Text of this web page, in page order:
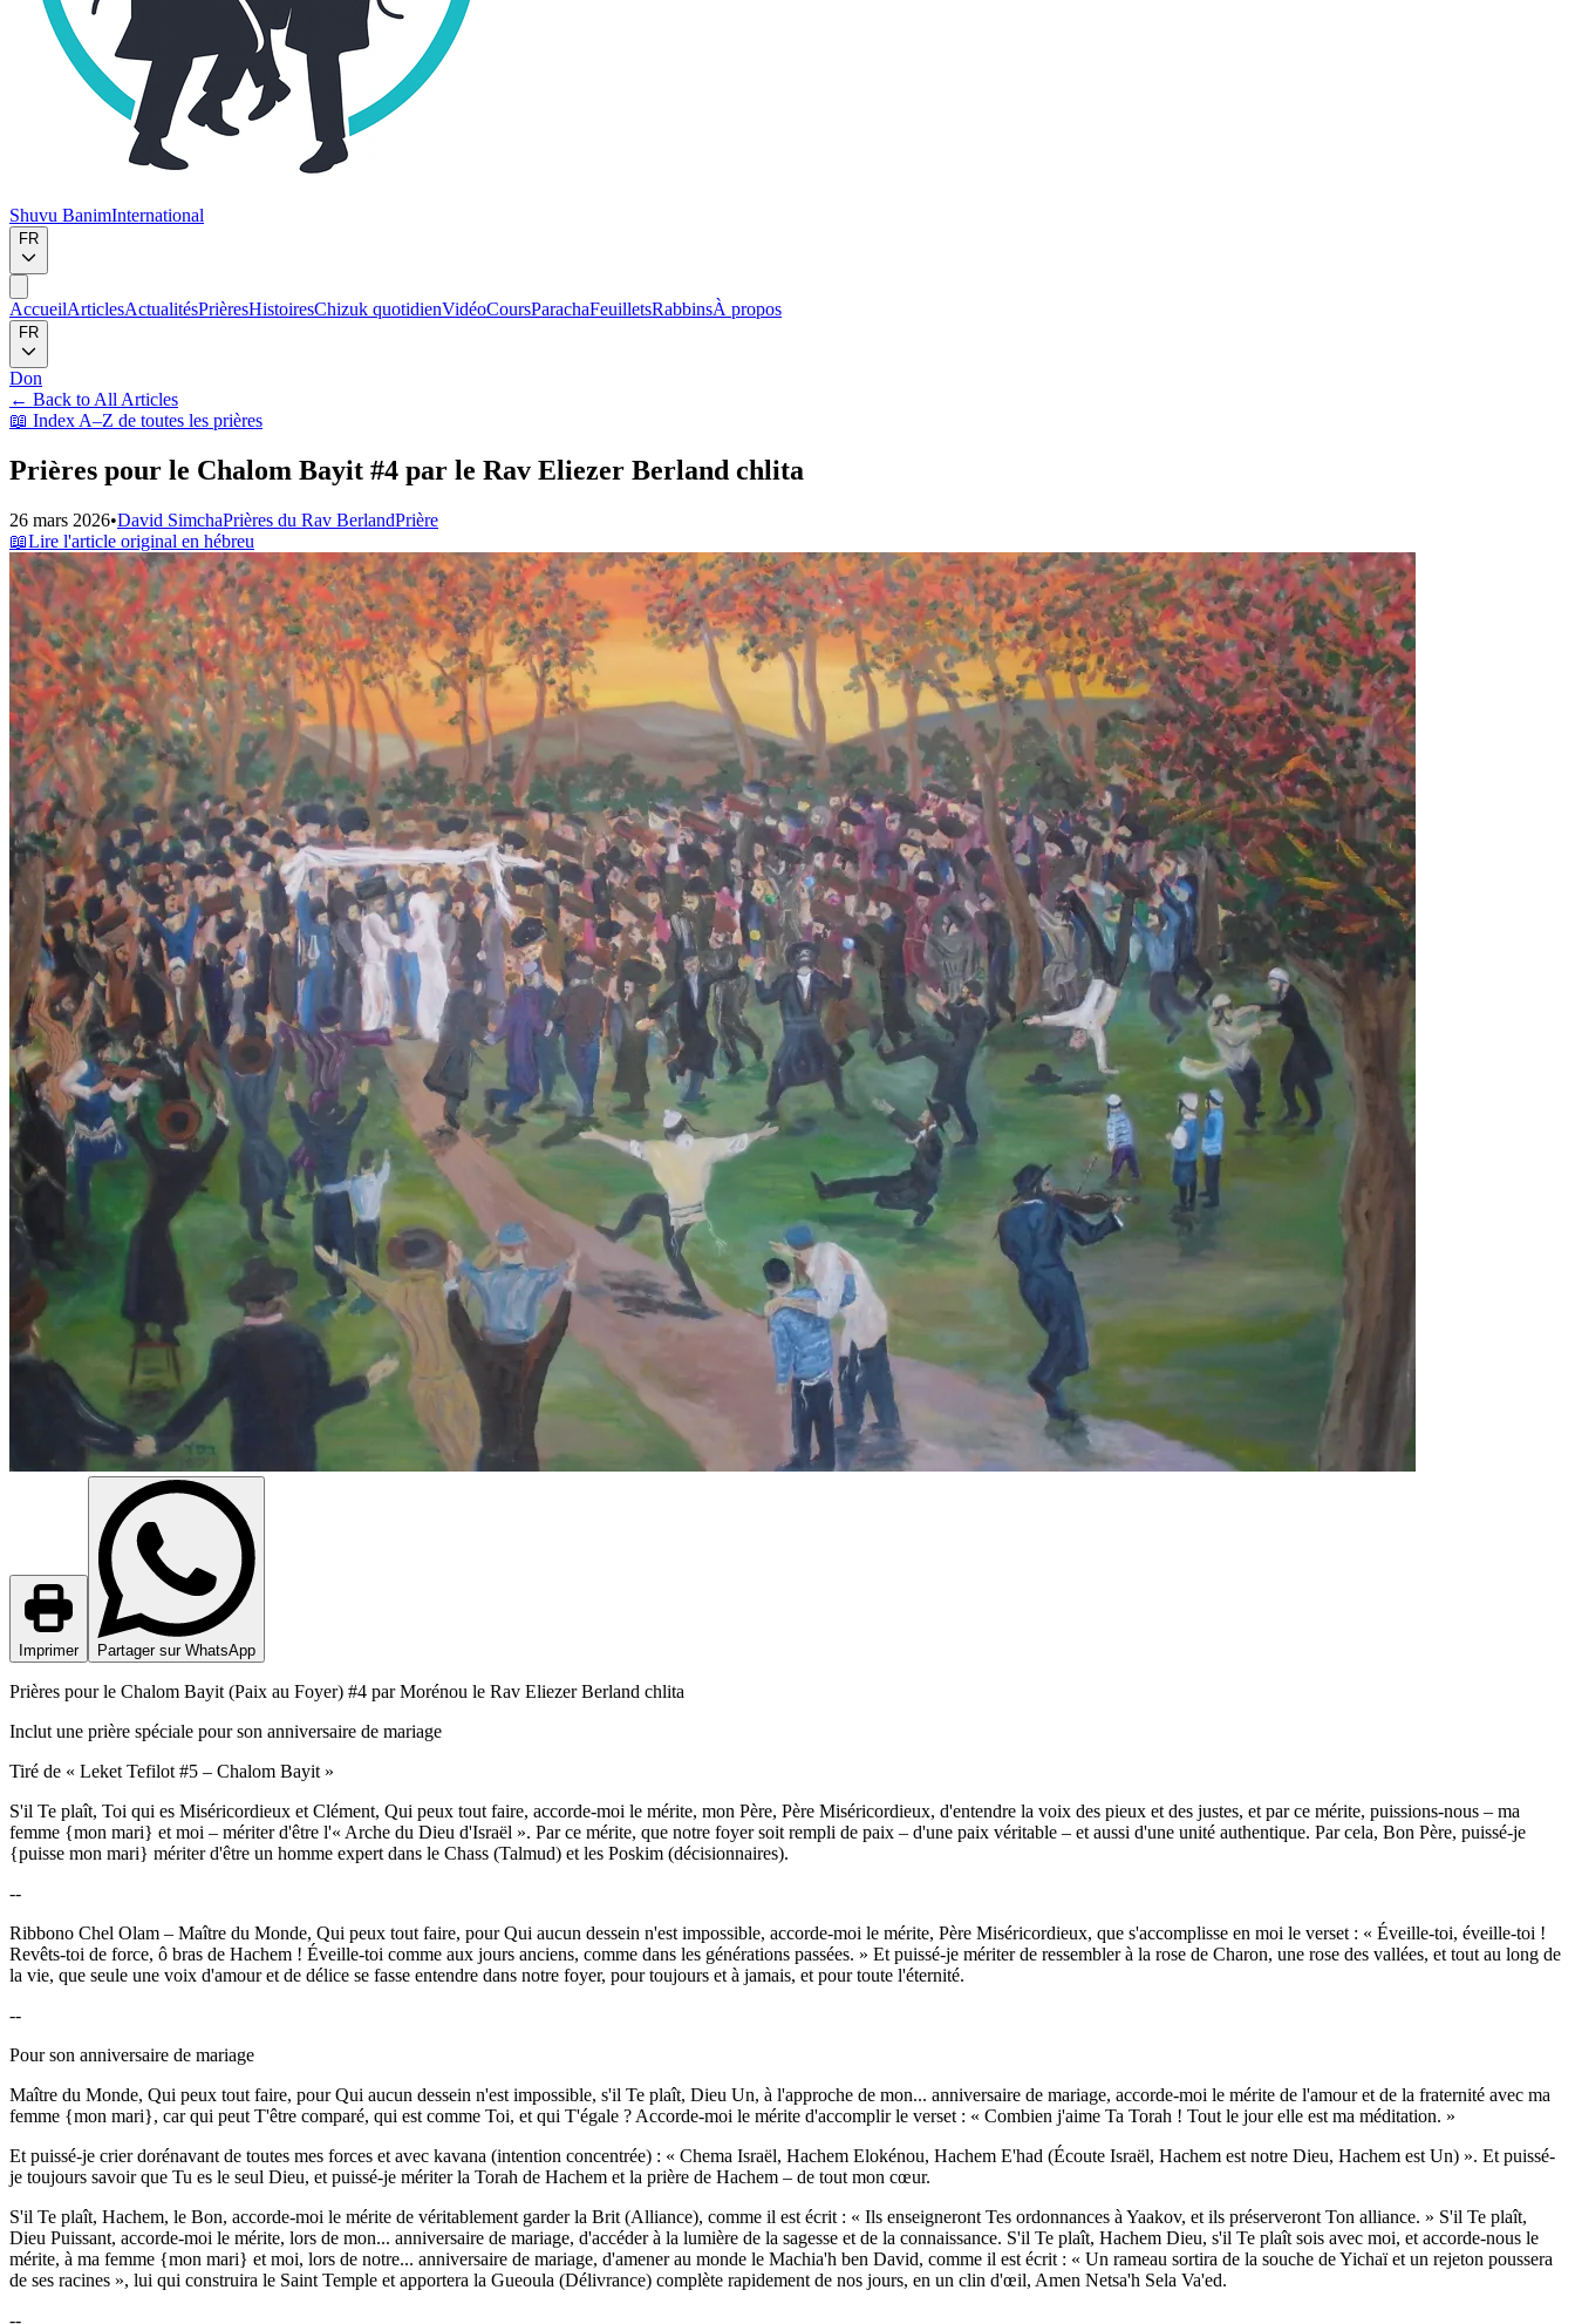
Shuvu BanimInternational
FR
AccueilArticlesActualitésPrièresHistoiresChizuk quotidienVidéoCoursParachaFeuilletsRabbinsÀ propos
FR
Don
← Back to All Articles
📖 Index A–Z de toutes les prières
Prières pour le Chalom Bayit #4 par le Rav Eliezer Berland chlita
26 mars 2026•David SimchaPrières du Rav BerlandPrière
📖Lire l'article original en hébreu
Imprimer Partager sur WhatsApp
Prières pour le Chalom Bayit (Paix au Foyer) #4 par Morénou le Rav Eliezer Berland chlita
Inclut une prière spéciale pour son anniversaire de mariage
Tiré de « Leket Tefilot #5 – Chalom Bayit »
S'il Te plaît, Toi qui es Miséricordieux et Clément, Qui peux tout faire, accorde-moi le mérite, mon Père, Père Miséricordieux, d'entendre la voix des pieux et des justes, et par ce mérite, puissions-nous – ma
femme {mon mari} et moi – mériter d'être l'« Arche du Dieu d'Israël ». Par ce mérite, que notre foyer soit rempli de paix – d'une paix véritable – et aussi d'une unité authentique. Par cela, Bon Père, puissé-je
{puisse mon mari} mériter d'être un homme expert dans le Chass (Talmud) et les Poskim (décisionnaires).
--
Ribbono Chel Olam – Maître du Monde, Qui peux tout faire, pour Qui aucun dessein n'est impossible, accorde-moi le mérite, Père Miséricordieux, que s'accomplisse en moi le verset : « Éveille-toi, éveille-toi !
Revêts-toi de force, ô bras de Hachem ! Éveille-toi comme aux jours anciens, comme dans les générations passées. » Et puissé-je mériter de ressembler à la rose de Charon, une rose des vallées, et tout au long de
la vie, que seule une voix d'amour et de délice se fasse entendre dans notre foyer, pour toujours et à jamais, et pour toute l'éternité.
--
Pour son anniversaire de mariage
Maître du Monde, Qui peux tout faire, pour Qui aucun dessein n'est impossible, s'il Te plaît, Dieu Un, à l'approche de mon... anniversaire de mariage, accorde-moi le mérite de l'amour et de la fraternité avec ma
femme {mon mari}, car qui peut T'être comparé, qui est comme Toi, et qui T'égale ? Accorde-moi le mérite d'accomplir le verset : « Combien j'aime Ta Torah ! Tout le jour elle est ma méditation. »
Et puissé-je crier dorénavant de toutes mes forces et avec kavana (intention concentrée) : « Chema Israël, Hachem Elokénou, Hachem E'had (Écoute Israël, Hachem est notre Dieu, Hachem est Un) ». Et puissé-
je toujours savoir que Tu es le seul Dieu, et puissé-je mériter la Torah de Hachem et la prière de Hachem – de tout mon cœur.
S'il Te plaît, Hachem, le Bon, accorde-moi le mérite de véritablement garder la Brit (Alliance), comme il est écrit : « Ils enseigneront Tes ordonnances à Yaakov, et ils préserveront Ton alliance. » S'il Te plaît,
Dieu Puissant, accorde-moi le mérite, lors de mon... anniversaire de mariage, d'accéder à la lumière de la sagesse et de la connaissance. S'il Te plaît, Hachem Dieu, s'il Te plaît sois avec moi, et accorde-nous le
mérite, à ma femme {mon mari} et moi, lors de notre... anniversaire de mariage, d'amener au monde le Machia'h ben David, comme il est écrit : « Un rameau sortira de la souche de Yichaï et un rejeton poussera
de ses racines », lui qui construira le Saint Temple et apportera la Gueoula (Délivrance) complète rapidement de nos jours, en un clin d'œil, Amen Netsa'h Sela Va'ed.
--